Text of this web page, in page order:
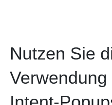
Nutzen Sie